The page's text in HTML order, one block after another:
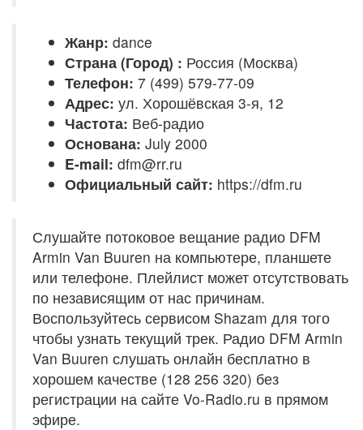
Жанр: dance
Страна (Город) : Россия (Москва)
Телефон: 7 (499) 579-77-09
Адрес: ул. Хорошёвская 3-я, 12
Частота: Веб-радио
Основана: July 2000
E-mail: dfm@rr.ru
Официальный сайт: https://dfm.ru
Слушайте потоковое вещание радио DFM
Armin Van Buuren на компьютере, планшете
или телефоне. Плейлист может отсутствовать
по независящим от нас причинам.
Воспользуйтесь сервисом Shazam для того
чтобы узнать текущий трек. Радио DFM Armin
Van Buuren слушать онлайн бесплатно в
хорошем качестве (128 256 320) без
регистрации на сайте Vo-Radio.ru в прямом
эфире.